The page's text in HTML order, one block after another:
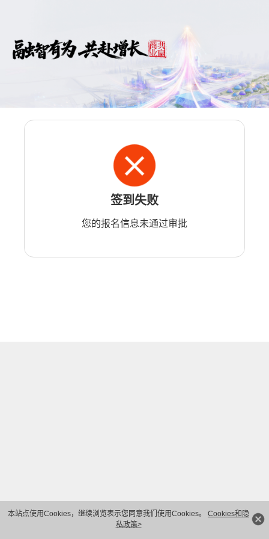
本站点使用Cookies，继续浏览表示您同意我们使用Cookies。 Cookies和隐
私政策>
签到失败
您的报名信息未通过审批